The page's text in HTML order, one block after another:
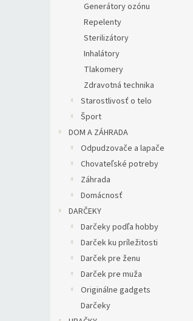
Generátory ozónu
Repelenty
Sterilizátory
Inhalátory
Tlakomery
Zdravotná technika
Starostlivosť o telo
Šport
DOM A ZÁHRADA
Odpudzovače a lapače
Chovateľské potreby
Záhrada
Domácnosť
DARČEKY
Darčeky podľa hobby
Darček ku príležitosti
Darček pre ženu
Darček pre muža
Originálne gadgets
Darčeky